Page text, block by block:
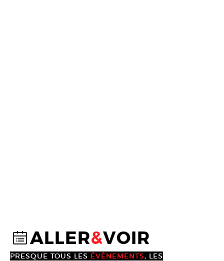
@ALLER&VOIR
PRESQUE TOUS LES ÉVÈNEMENTS, LES